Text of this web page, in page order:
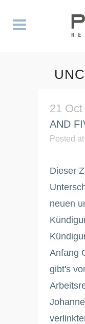
21 Oct
AND
Posted
Dieser
neuen
Anfang
gibt's